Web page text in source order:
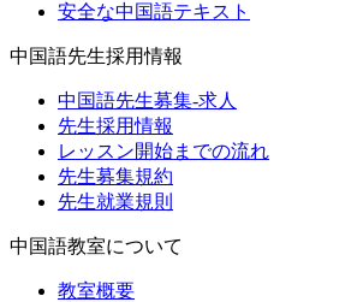
安全な中国語テキスト
中国語先生採用情報
中国語先生募集-求人
先生採用情報
レッスン開始までの流れ
先生募集規約
先生就業規則
中国語教室について
教室概要